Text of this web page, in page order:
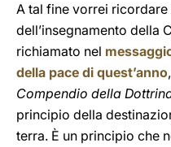
A tal fine vorrei
dell’insegnamento della
richiamato nel
della pace di quest’anno
Compendio della
principio della
terra. È un principio che